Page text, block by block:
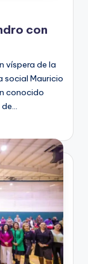
con
víspera de la
Mauricio
conocido
de…